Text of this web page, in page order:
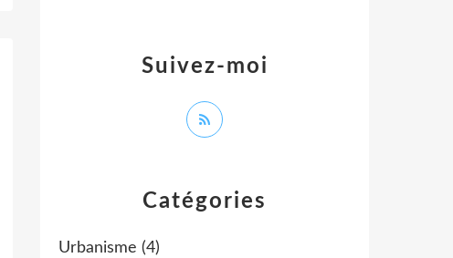
Catégories
Urbanisme (4)
Suivez-moi